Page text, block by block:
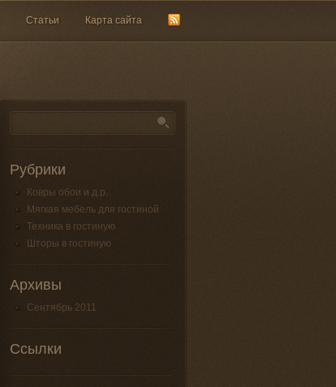
Статьи Карта сайта
Рубрики
Ковры обои и д.р.
Мягкая мебель для гостиной
Техника в гостиную
Шторы в гостиную
Архивы
Сентябрь 2011
Ссылки